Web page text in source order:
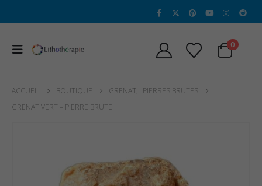
0
ACCUEIL BOUTIQUE GRENAT, PIERRES BRUTES
GRENAT VERT – PIERRE BRUTE